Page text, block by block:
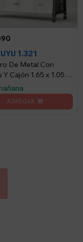
UYU 1.321
De Metal Con
Y Cajón 1.65 x 1.05x